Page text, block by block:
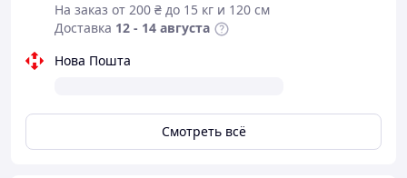
На заказ от 200 ₴ до 15 кг и 120 см
Доставка 12 - 14 августа
Нова Пошта
Смотреть всё